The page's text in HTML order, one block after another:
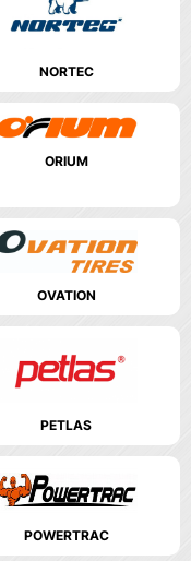
NORTEC
ORIUM
OVATION
PETLAS
POWERTRAC